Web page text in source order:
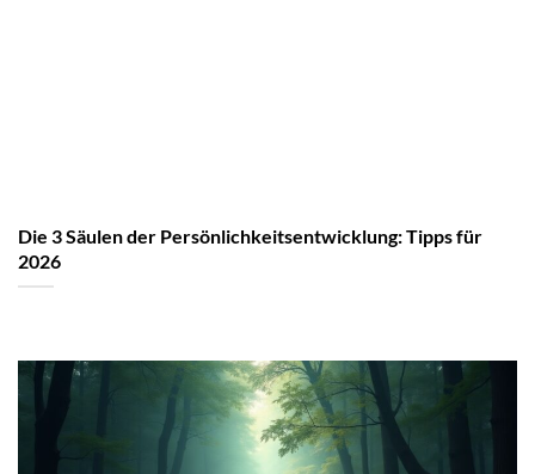
Die 3 Säulen der Persönlichkeitsentwicklung: Tipps für
2026